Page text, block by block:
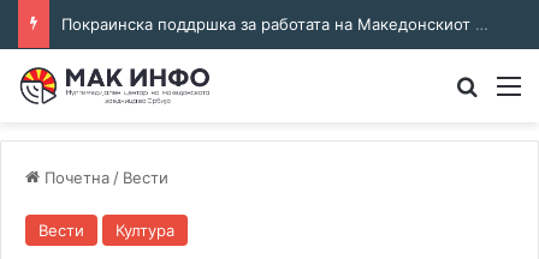
Покраинска поддршка за работата на Македонскиот национален совет: потпишан договор за суфинансирање на активностите
Почетна / Вести
Вести Култура